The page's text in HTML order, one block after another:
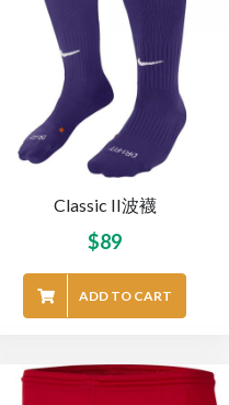
Classic II波襪
$89
ADD TO CART